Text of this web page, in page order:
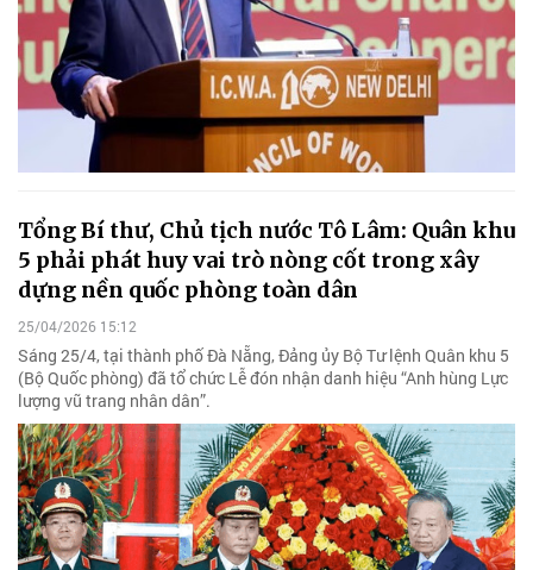
Tổng Bí thư, Chủ tịch nước Tô Lâm: Quân khu
5 phải phát huy vai trò nòng cốt trong xây
dựng nền quốc phòng toàn dân
25/04/2026 15:12
Sáng 25/4, tại thành phố Đà Nẵng, Đảng ủy Bộ Tư lệnh Quân khu 5
(Bộ Quốc phòng) đã tổ chức Lễ đón nhận danh hiệu “Anh hùng Lực
lượng vũ trang nhân dân”.